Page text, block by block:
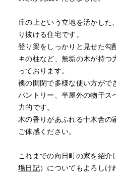
丘の上という立地を活かした
り抜ける住宅です。
登り梁をしっかりと見せた勾
キの柱など、無垢の木が持つ
っております。
襖の開閉で多様な使い方がで
パントリー、半屋外の物干ス
力的です。
木の香りがあふれる十木舎の
ご体感ください。
これまでの向日町の家を紹介
場日記）についてもよろしけ